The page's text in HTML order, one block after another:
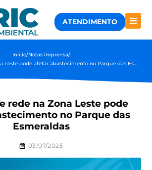
ATENDIMENTO
Início/Notas Imprensa/
Quebra de rede na Zona Leste pode afetar abastecimento no Parque das Esmeraldas
rede na Zona Leste pode
no Parque das
Esmeraldas
03/07/2025